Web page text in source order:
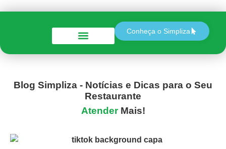
Conheça o Simpliza
Blog Simpliza - Notícias e Dicas para o Seu
Restaurante
Atender Mais!